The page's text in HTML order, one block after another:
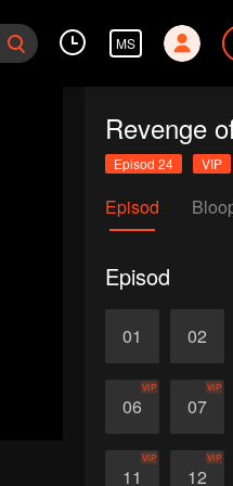
MS
Revenge
Episod 24 VIP
Episod
Episod
01 02
06
VIP
07
VIP
11
VIP
12
VIP